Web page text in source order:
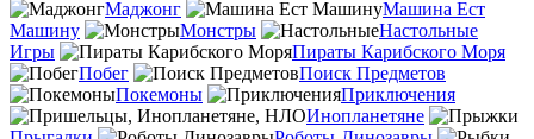
Маджонг
Машина Ест
Машину
Монстры
Настольные
Игры
Пираты Карибского Моря
Побег
Поиск Предметов
Покемоны
Приключения
Инопланетяне